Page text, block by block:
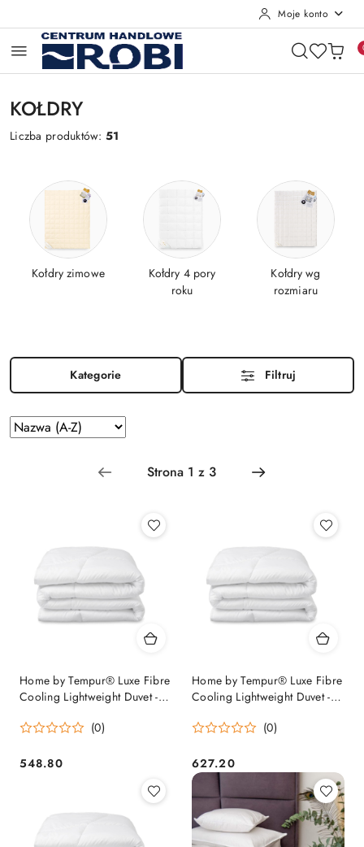
Moje konto
KOŁDRY
Liczba produktów:51
Kołdry zimowe
Kołdry 4 pory
roku
Kołdry wg
rozmiaru
Kategorie Filtruj
Zastosowano
sortowanie:
Sortuj
według
Home by Tempur® Luxe Fibre
Cooling Lightweight Duvet -
(0)
Cena:
548.80
Home by Tempur® Luxe Fibre
Cooling Lightweight Duvet -
(0)
Cena:
627.20